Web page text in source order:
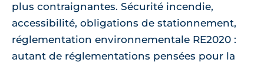
plus contraignantes. Sécurité incendie,
accessibilité, obligations de stationnement,
réglementation environnementale RE2020 :
autant de réglementations pensées pour la